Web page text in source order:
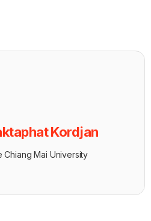
Kordjan
Chiang Mai University